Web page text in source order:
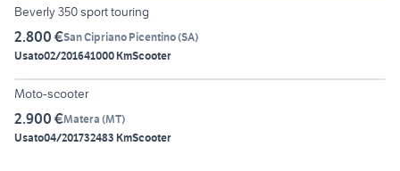
Beverly 350 sport touring
2.800 €San Cipriano Picentino(SA)
Usato02/201641000 KmScooter
6
Moto-scooter
2.900 €Matera (MT)
Usato04/201732483 KmScooter